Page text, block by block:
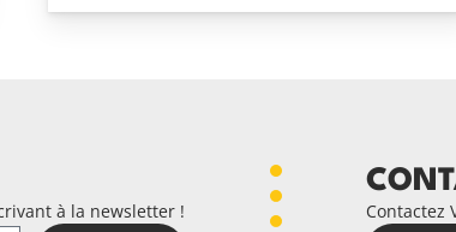
à la newsletter ! Contactez